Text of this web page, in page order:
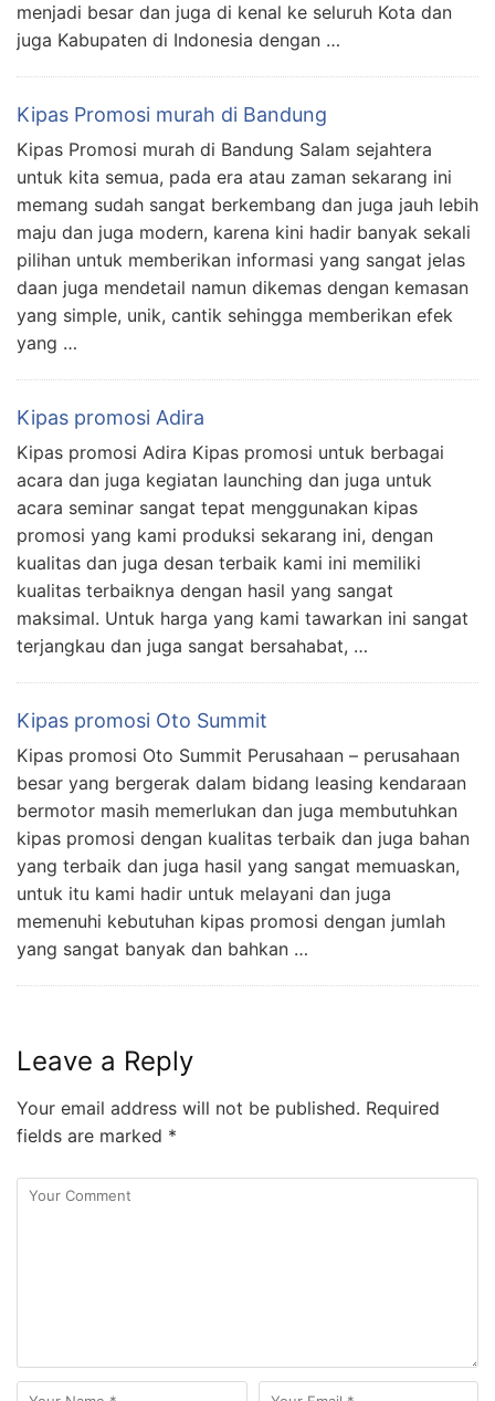
menjadi besar dan juga di kenal ke seluruh Kota dan
juga Kabupaten di Indonesia dengan …
Kipas Promosi murah di Bandung
Kipas Promosi murah di Bandung Salam sejahtera
untuk kita semua, pada era atau zaman sekarang ini
memang sudah sangat berkembang dan juga jauh lebih
maju dan juga modern, karena kini hadir banyak sekali
pilihan untuk memberikan informasi yang sangat jelas
daan juga mendetail namun dikemas dengan kemasan
yang simple, unik, cantik sehingga memberikan efek
yang …
Kipas promosi Adira
Kipas promosi Adira Kipas promosi untuk berbagai
acara dan juga kegiatan launching dan juga untuk
acara seminar sangat tepat menggunakan kipas
promosi yang kami produksi sekarang ini, dengan
kualitas dan juga desan terbaik kami ini memiliki
kualitas terbaiknya dengan hasil yang sangat
maksimal. Untuk harga yang kami tawarkan ini sangat
terjangkau dan juga sangat bersahabat, …
Kipas promosi Oto Summit
Kipas promosi Oto Summit Perusahaan – perusahaan
besar yang bergerak dalam bidang leasing kendaraan
bermotor masih memerlukan dan juga membutuhkan
kipas promosi dengan kualitas terbaik dan juga bahan
yang terbaik dan juga hasil yang sangat memuaskan,
untuk itu kami hadir untuk melayani dan juga
memenuhi kebutuhan kipas promosi dengan jumlah
yang sangat banyak dan bahkan …
Leave a Reply
Your email address will not be published. Required
fields are marked *